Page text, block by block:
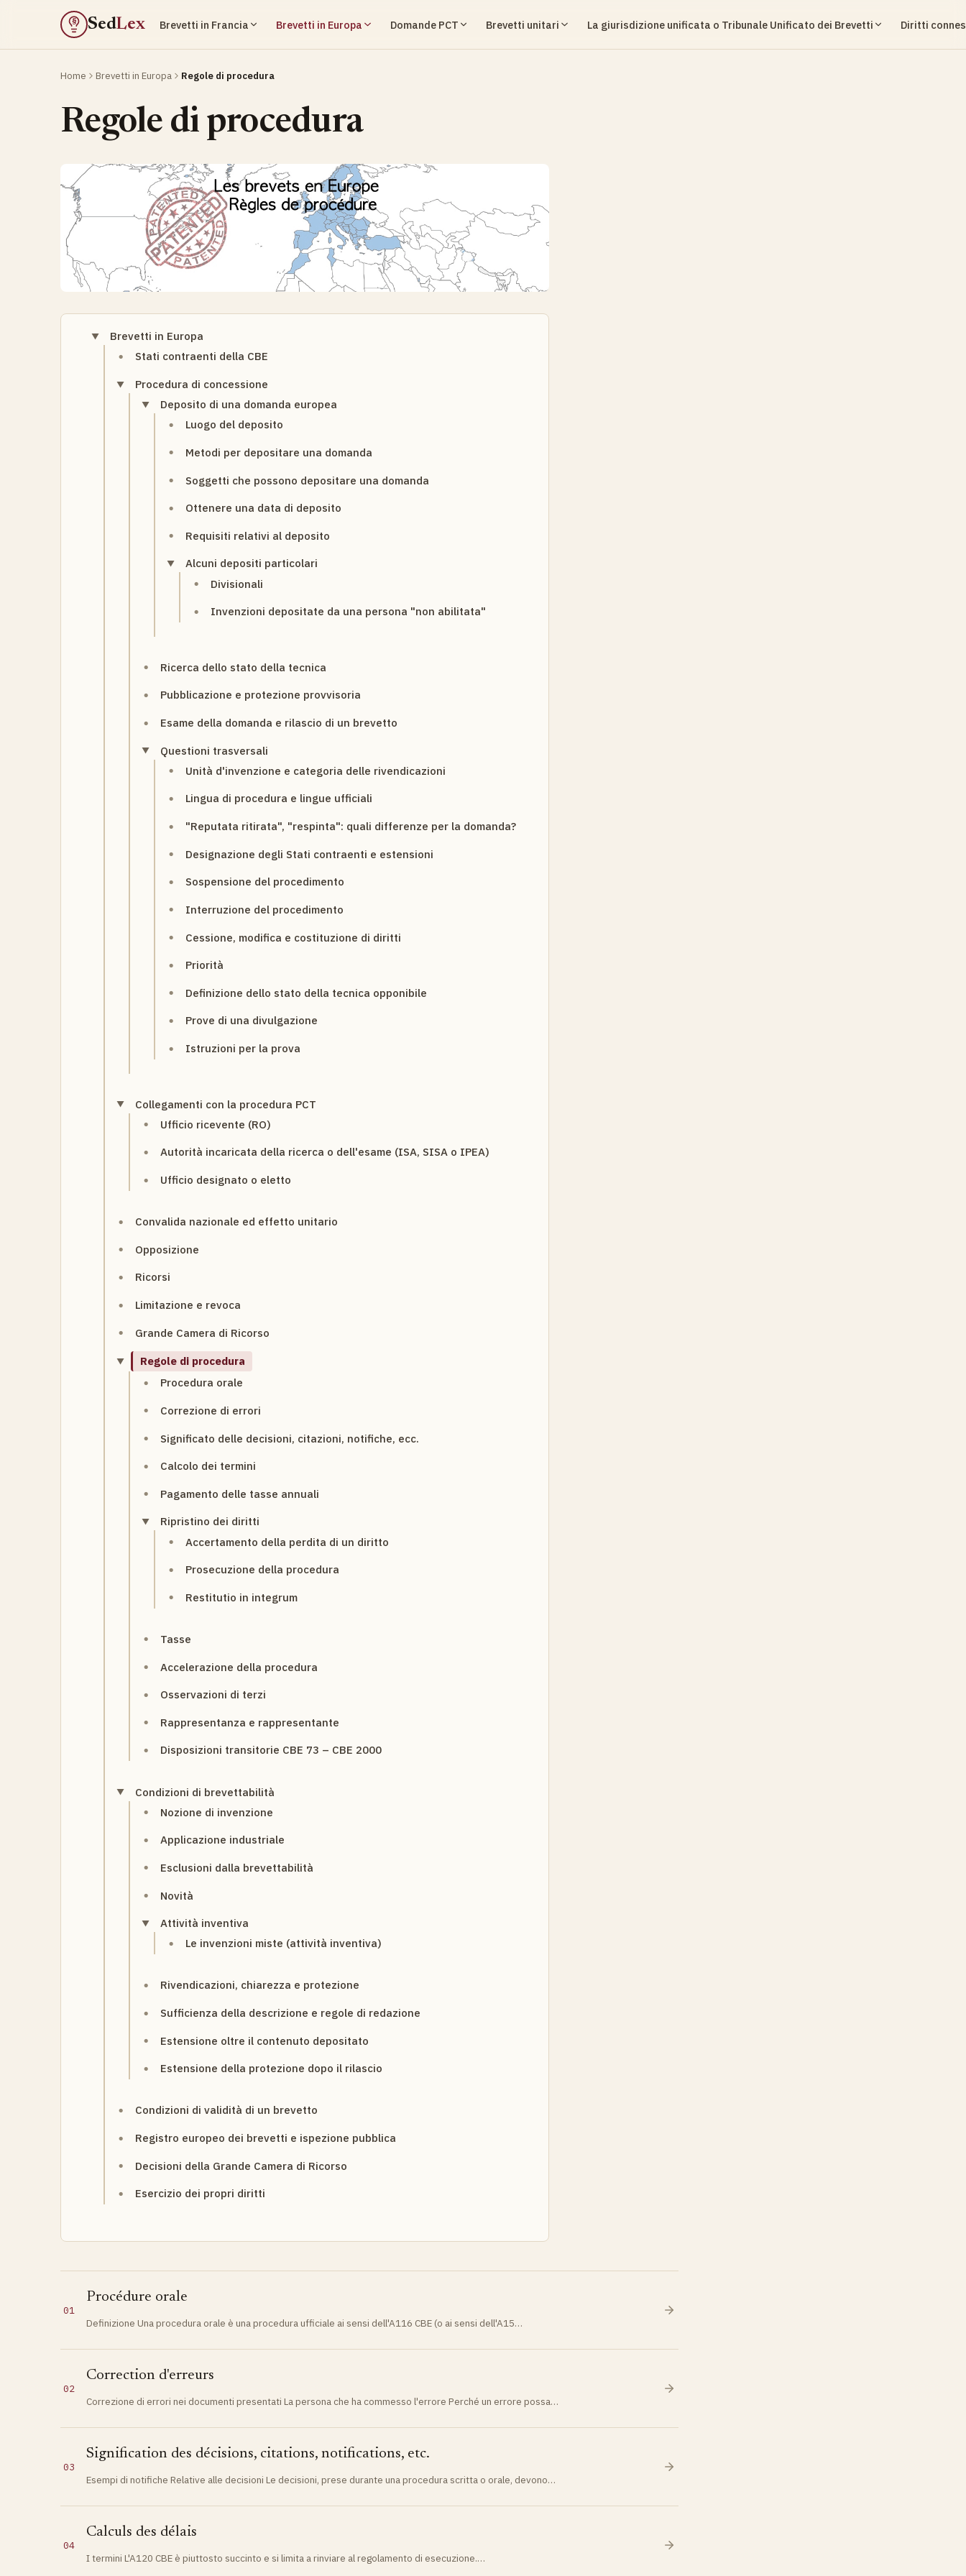
§ SedLex Brevetti in Francia Brevetti in Europa Domande PCT Brevetti unitari La giurisdizione unificata o Tribunale Unificato dei Brevetti Diritti
Home Brevetti in Europa Regole di procedura
Regole di procedura
Brevetti in Europa
Stati contraenti della CBE
Procedura di concessione
Deposito di una domanda europea
Luogo del deposito
Metodi per depositare una domanda
Soggetti che possono depositare una domanda
Ottenere una data di deposito
Requisiti relativi al deposito
Alcuni depositi particolari
Divisionali
Invenzioni depositate da una persona "non abilitata"
Ricerca dello stato della tecnica
Pubblicazione e protezione provvisoria
Esame della domanda e rilascio di un brevetto
Questioni trasversali
Unità d'invenzione e categoria delle rivendicazioni
Lingua di procedura e lingue ufficiali
"Reputata ritirata", "respinta": quali differenze per la domanda?
Designazione degli Stati contraenti e estensioni
Sospensione del procedimento
Interruzione del procedimento
Cessione, modifica e costituzione di diritti
Priorità
Definizione dello stato della tecnica opponibile
Prove di una divulgazione
Istruzioni per la prova
Collegamenti con la procedura PCT
Ufficio ricevente (RO)
Autorità incaricata della ricerca o dell'esame (ISA, SISA o IPEA)
Ufficio designato o eletto
Convalida nazionale ed effetto unitario
Opposizione
Ricorsi
Limitazione e revoca
Grande Camera di Ricorso
Regole di procedura
Procedura orale
Correzione di errori
Significato delle decisioni, citazioni, notifiche, ecc.
Calcolo dei termini
Pagamento delle tasse annuali
Ripristino dei diritti
Accertamento della perdita di un diritto
Prosecuzione della procedura
Restitutio in integrum
Tasse
Accelerazione della procedura
Osservazioni di terzi
Rappresentanza e rappresentante
Disposizioni transitorie CBE 73 – CBE 2000
Condizioni di brevettabilità
Nozione di invenzione
Applicazione industriale
Esclusioni dalla brevettabilità
Novità
Attività inventiva
Le invenzioni miste (attività inventiva)
Rivendicazioni, chiarezza e protezione
Sufficienza della descrizione e regole di redazione
Estensione oltre il contenuto depositato
Estensione della protezione dopo il rilascio
Condizioni di validità di un brevetto
Registro europeo dei brevetti e ispezione pubblica
Decisioni della Grande Camera di Ricorso
Esercizio dei propri diritti
01
Procédure orale
Definizione Una procedura orale è una procedura ufficiale ai sensi dell'A116 CBE (o ai sensi dell'A15…
02
Correction d'erreurs
Correzione di errori nei documenti presentati La persona che ha commesso l'errore Perché un errore possa…
03
Signification des décisions, citations, notifications, etc.
Esempi di notifiche Relative alle decisioni Le decisioni, prese durante una procedura scritta o orale, devono…
04
Calculs des délais
I termini L'A120 CBE è piuttosto succinto e si limita a rinviare al regolamento di esecuzione.…